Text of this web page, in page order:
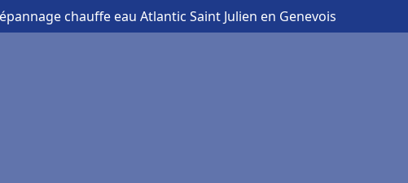
chauffe eau Atlantic Saint Julien en Genevois